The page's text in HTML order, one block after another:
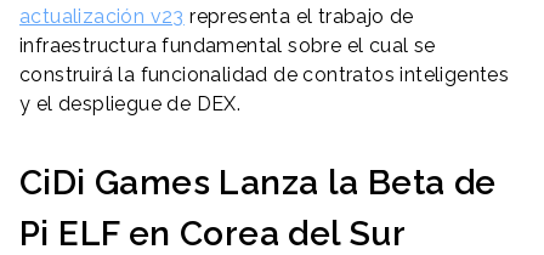
actualización v23 representa el trabajo de
infraestructura fundamental sobre el cual se
construirá la funcionalidad de contratos inteligentes
y el despliegue de DEX.
CiDi Games Lanza la Beta de
Pi ELF en Corea del Sur